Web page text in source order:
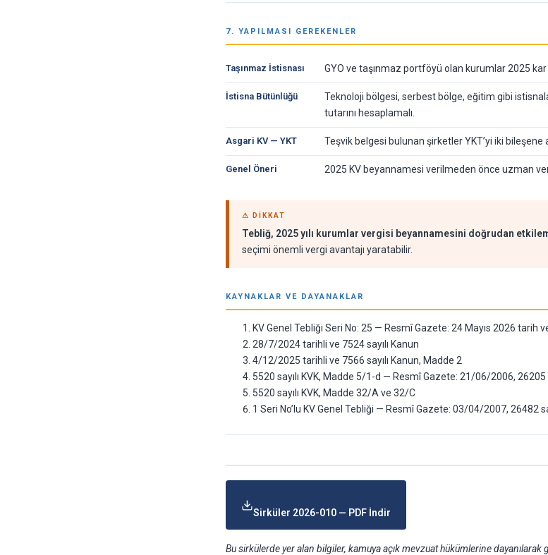
7. YAPILMASI GEREKENLER
Taşınmaz İstisnası GYO ve taşınmaz portföyü olan kurumlar 2025 kar
İstisna Bütünlüğü
Teknoloji bölgesi, serbest bölge, eğitim gibi
tutarını hesaplamalı.
Asgari KV — YKT Teşvik belgesi bulunan şirketler YKT’yi iki
Genel Öneri 2025 KV beyannamesi verilmeden önce uzman
⚠ DIKKAT
Tebliğ, 2025 yılı kurumlar vergisi beyannamesini doğrudan
seçimi önemli vergi avantajı yaratabilir.
KAYNAKLAR VE DAYANAKLAR
KV Genel Tebliği Seri No: 25 — Resmî Gazete: 24 Mayıs 2026 tarih
28/7/2024 tarihli ve 7524 sayılı Kanun
4/12/2025 tarihli ve 7566 sayılı Kanun, Madde 2
5520 sayılı KVK, Madde 5/1-d — Resmî Gazete: 21/06/2006, 26205
5520 sayılı KVK, Madde 32/A ve 32/C
1 Seri No’lu KV Genel Tebliği — Resmî Gazete: 03/04/2007, 26482
Sirküler 2026-010 — PDF İndir
Bu sirkülerde yer alan bilgiler, kamuya açık mevzuat hükümlerine